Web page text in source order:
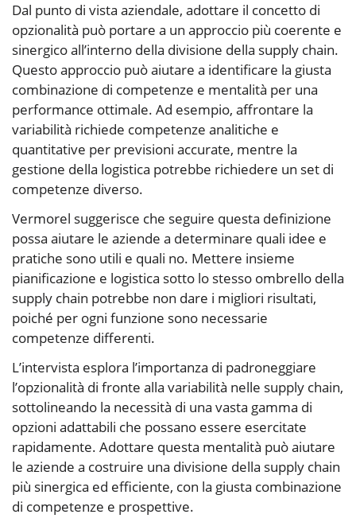
Dal punto di vista aziendale, adottare il concetto di
opzionalità può portare a un approccio più coerente e
sinergico all’interno della divisione della supply chain.
Questo approccio può aiutare a identificare la giusta
combinazione di competenze e mentalità per una
performance ottimale. Ad esempio, affrontare la
variabilità richiede competenze analitiche e
quantitative per previsioni accurate, mentre la
gestione della logistica potrebbe richiedere un set di
competenze diverso.
Vermorel suggerisce che seguire questa definizione
possa aiutare le aziende a determinare quali idee e
pratiche sono utili e quali no. Mettere insieme
pianificazione e logistica sotto lo stesso ombrello della
supply chain potrebbe non dare i migliori risultati,
poiché per ogni funzione sono necessarie
competenze differenti.
L’intervista esplora l’importanza di padroneggiare
l’opzionalità di fronte alla variabilità nelle supply chain,
sottolineando la necessità di una vasta gamma di
opzioni adattabili che possano essere esercitate
rapidamente. Adottare questa mentalità può aiutare
le aziende a costruire una divisione della supply chain
più sinergica ed efficiente, con la giusta combinazione
di competenze e prospettive.